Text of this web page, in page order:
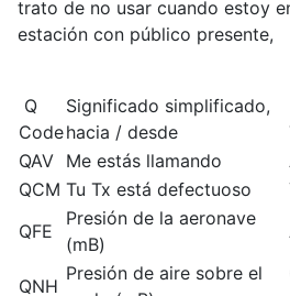
trato de no usar cuando estoy
estación con público presente,
Q
Code
Significado simplificado,
hacia / desde
QAV Me estás llamando
QCM Tu Tx está defectuoso
QFE
Presión de la aeronave
(mB)
QNH
Presión de aire sobre el